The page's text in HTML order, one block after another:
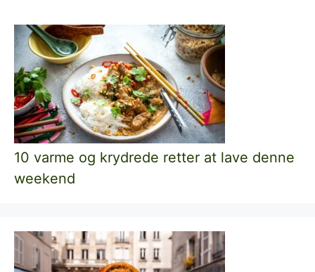
10 varme og krydrede retter at lave denne
weekend